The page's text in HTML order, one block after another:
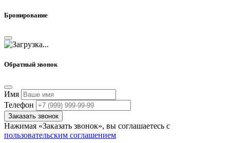
Бронирование
Обратный звонок
Имя
Телефон
Заказать звонок
Нажимая «Заказать звонок», вы соглашаетесь с
пользовательским соглашением